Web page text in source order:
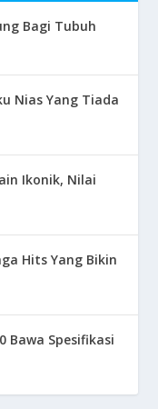
Bagi Tubuh
Nias Yang Tiada
Ikonik, Nilai
Hits Yang Bikin
Bawa Spesifikasi